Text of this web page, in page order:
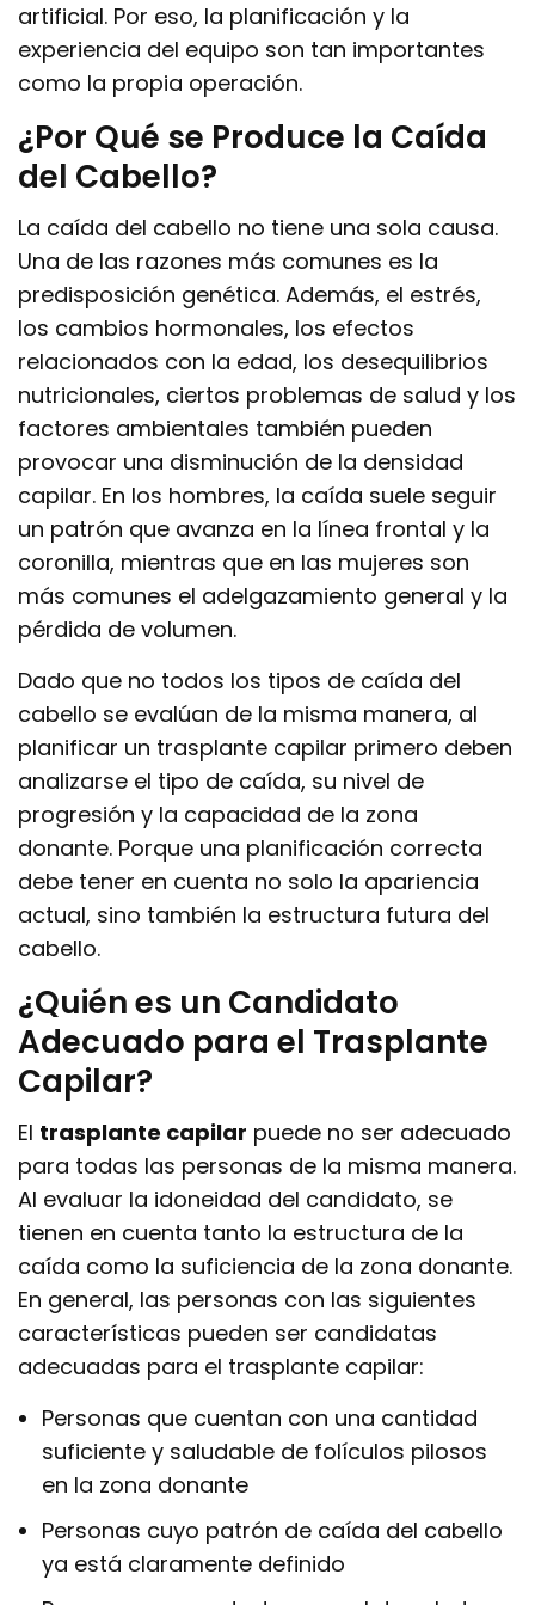
artificial. Por eso, la planificación y la
experiencia del equipo son tan importantes
como la propia operación.
¿Por Qué se Produce la Caída
del Cabello?
La caída del cabello no tiene una sola causa.
Una de las razones más comunes es la
predisposición genética. Además, el estrés,
los cambios hormonales, los efectos
relacionados con la edad, los desequilibrios
nutricionales, ciertos problemas de salud y los
factores ambientales también pueden
provocar una disminución de la densidad
capilar. En los hombres, la caída suele seguir
un patrón que avanza en la línea frontal y la
coronilla, mientras que en las mujeres son
más comunes el adelgazamiento general y la
pérdida de volumen.
Dado que no todos los tipos de caída del
cabello se evalúan de la misma manera, al
planificar un trasplante capilar primero deben
analizarse el tipo de caída, su nivel de
progresión y la capacidad de la zona
donante. Porque una planificación correcta
debe tener en cuenta no solo la apariencia
actual, sino también la estructura futura del
cabello.
¿Quién es un Candidato
Adecuado para el Trasplante
Capilar?
El trasplante capilar puede no ser adecuado
para todas las personas de la misma manera.
Al evaluar la idoneidad del candidato, se
tienen en cuenta tanto la estructura de la
caída como la suficiencia de la zona donante.
En general, las personas con las siguientes
características pueden ser candidatas
adecuadas para el trasplante capilar:
Personas que cuentan con una cantidad
suficiente y saludable de folículos pilosos
en la zona donante
Personas cuyo patrón de caída del cabello
ya está claramente definido